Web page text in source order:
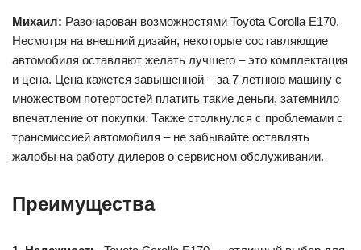
Михаил: Разочарован возможностями Toyota Corolla E170.
Несмотря на внешний дизайн, некоторые составляющие
автомобиля оставляют желать лучшего – это комплектация
и цена. Цена кажется завышенной – за 7 летнюю машину с
множеством потертостей платить такие деньги, затемнило
впечатление от покупки. Также столкнулся с проблемами с
трансмиссией автомобиля – не забывайте оставлять
жалобы на работу дилеров о сервисном обслуживании.
Преимущества